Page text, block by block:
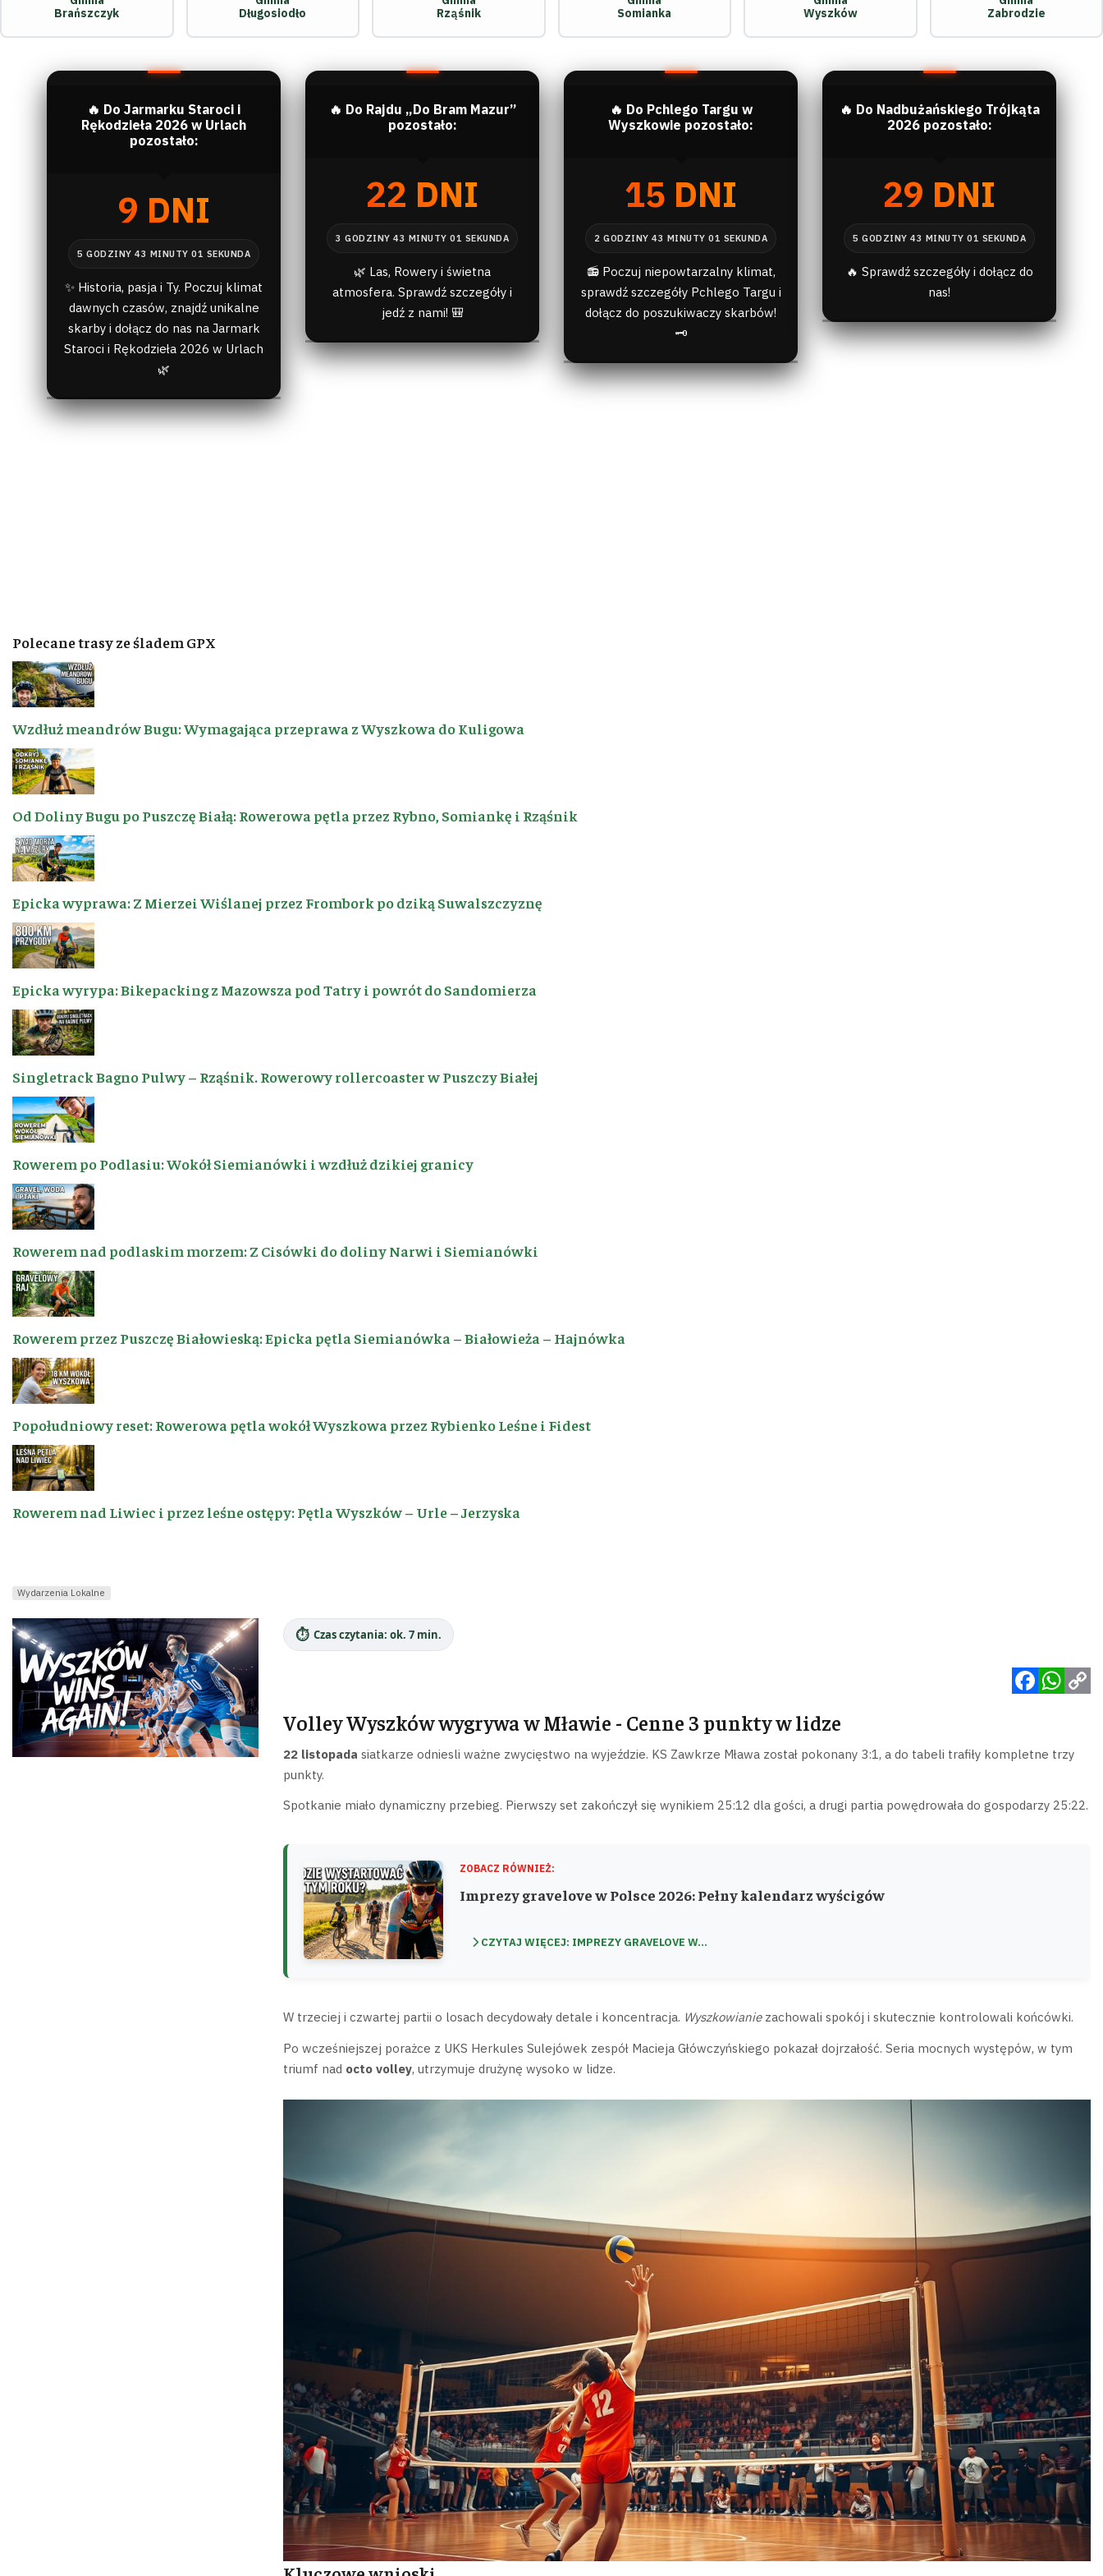
Brańszczyk
Długosiodło
Rząśnik
Somianka
Wyszków
Zabrodzie
🔥 Do Jarmarku Staroci i
Rękodzieła 2026 w Urlach
pozostało:
9 DNI
✨ Historia, pasja i Ty. Poczuj klimat
dawnych czasów, znajdź unikalne
skarby i dołącz do nas na Jarmark
Staroci i Rękodzieła 2026 w Urlach
🌿
🔥 Do Rajdu „Do Bram Mazur”
pozostało:
22 DNI
🌿 Las, Rowery i świetna
atmosfera. Sprawdź szczegóły i
jedź z nami! 🎒
🔥 Do Pchlego Targu w
Wyszkowie pozostało:
15 DNI
📻 Poczuj niepowtarzalny klimat,
sprawdź szczegóły Pchlego Targu i
dołącz do poszukiwaczy skarbów!
🗝️
🔥 Do Nadbużańskiego Trójkąta
2026 pozostało:
29 DNI
🔥 Sprawdź szczegóły i dołącz do
nas!
Polecane trasy ze śladem GPX
Wzdłuż meandrów Bugu: Wymagająca przeprawa z Wyszkowa do Kuligowa
Od Doliny Bugu po Puszczę Białą: Rowerowa pętla przez Rybno, Somiankę i Rząśnik
Epicka wyprawa: Z Mierzei Wiślanej przez Frombork po dziką Suwalszczyznę
Epicka wyrypa: Bikepacking z Mazowsza pod Tatry i powrót do Sandomierza
Singletrack Bagno Pulwy – Rząśnik. Rowerowy rollercoaster w Puszczy Białej
Rowerem po Podlasiu: Wokół Siemianówki i wzdłuż dzikiej granicy
Rowerem nad podlaskim morzem: Z Cisówki do doliny Narwi i Siemianówki
Rowerem przez Puszczę Białowieską: Epicka pętla Siemianówka – Białowieża – Hajnówka
Popołudniowy reset: Rowerowa pętla wokół Wyszkowa przez Rybienko Leśne i Fidest
Rowerem nad Liwiec i przez leśne ostępy: Pętla Wyszków – Urle – Jerzyska
Wydarzenia Lokalne
⏱️ Czas czytania: ok. 7 min.
Volley Wyszków wygrywa w Mławie - Cenne 3 punkty w lidze
22 listopada siatkarze odniesli ważne zwycięstwo na wyjeździe. KS Zawkrze Mława został pokonany 3:1, a do tabeli trafiły kompletne trzy
punkty.
Spotkanie miało dynamiczny przebieg. Pierwszy set zakończył się wynikiem 25:12 dla gości, a drugi partia powędrowała do gospodarzy 25:22.
ZOBACZ RÓWNIEŻ:
Imprezy gravelove w Polsce 2026: Pełny kalendarz wyścigów
CZYTAJ WIĘCEJ: IMPREZY GRAVELOVE W...
W trzeciej i czwartej partii o losach decydowały detale i koncentracja. Wyszkowianiezachowali spokój i skutecznie kontrolowali końcówki.
Po wcześniejszej porażce z UKS Herkules Sulejówek zespół Macieja Główczyńskiego pokazał dojrzałość. Seria mocnych występów, w tym
triumf nad octo volley, utrzymuje drużynę wysoko w lidze.